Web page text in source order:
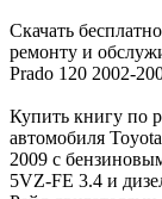
Скачать бесплатно
ремонту и
Prado 120 2002-
Купить книгу по
автомобиля
2009 с
5VZ-FE 3.4 и